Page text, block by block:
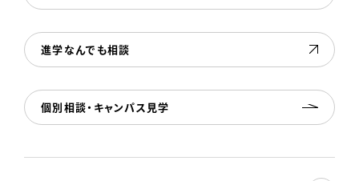
進学なんでも相談
個別相談・キャンパス見学